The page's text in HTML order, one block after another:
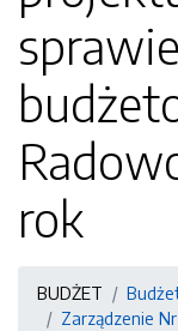
rok
BUDŻET
Zarządzenie